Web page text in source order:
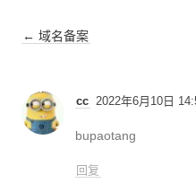
文
航
← 域名备案
cc 2022年6月10日
bupaotang
回复